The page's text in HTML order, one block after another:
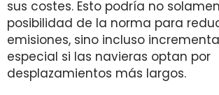
sus costes. Esto podría no
posibilidad de la norma para
emisiones, sino incluso
especial si las navieras optan por
desplazamientos más largos.